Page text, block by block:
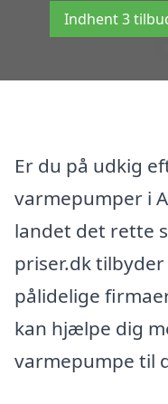
Indhent 3
Er du på udkig
varmepumper i
landet det rette
priser.dk
pålidelige
kan hjælpe dig
varmepumpe til